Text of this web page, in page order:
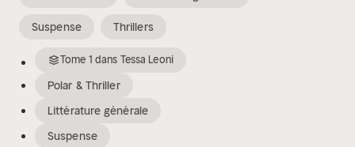
Suspense Thrillers
Tome 1 dans Tessa Leoni
Polar & Thriller
Littérature générale
Suspense